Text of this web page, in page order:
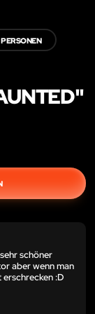
schöner
aber wenn man
:D